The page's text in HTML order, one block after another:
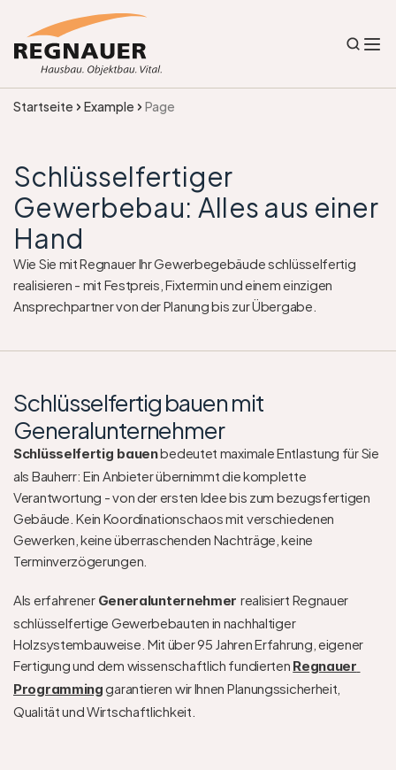
Startseite Example Page
Schlüsselfertiger
Gewerbebau: Alles aus einer
Hand
Wie Sie mit Regnauer Ihr Gewerbegebäude schlüsselfertig
realisieren - mit Festpreis, Fixtermin und einem einzigen
Ansprechpartner von der Planung bis zur Übergabe.
Schlüsselfertig bauen mit
Generalunternehmer
Schlüsselfertig bauen bedeutet maximale Entlastung für Sie
als Bauherr: Ein Anbieter übernimmt die komplette
Verantwortung - von der ersten Idee bis zum bezugsfertigen
Gebäude. Kein Koordinationschaos mit verschiedenen
Gewerken, keine überraschenden Nachträge, keine
Terminverzögerungen.
Als erfahrener Generalunternehmer realisiert Regnauer
schlüsselfertige Gewerbebauten in nachhaltiger
Holzsystembauweise. Mit über 95 Jahren Erfahrung, eigener
Fertigung und dem wissenschaftlich fundierten Regnauer
Programming garantieren wir Ihnen Planungssicherheit,
Qualität und Wirtschaftlichkeit.